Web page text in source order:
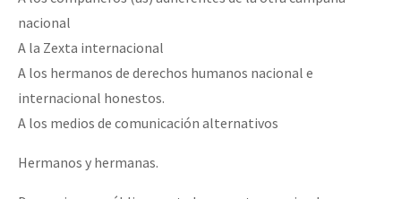
la naturaleza bajo asedio)
Libros para descargar
COVID-19
Eventos
Contacto
nacional
A la Zexta internacional
A los hermanos de derechos humanos nacional e
internacional honestos.
A los medios de comunicación alternativos
Hermanos y hermanas.